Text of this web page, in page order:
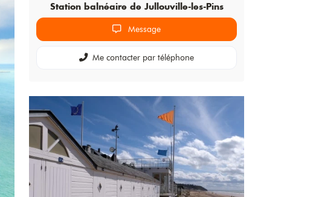
Station balnéaire de Jullouville-les-Pins
Message
Me contacter par téléphone